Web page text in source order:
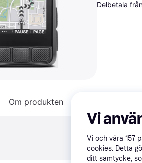
Delbetala
Om produkten
Vi
Vi och våra 157
cookies. Detta
ditt samtycke,